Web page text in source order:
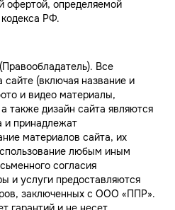
офертой, определяемой
РФ.
Все
(включая название и
и видео материалы,
также дизайн сайта являются
и принадлежат
материалов сайта, их
любым иным
согласия
и услуги предоставляются
заключенных с ООО «ППР».